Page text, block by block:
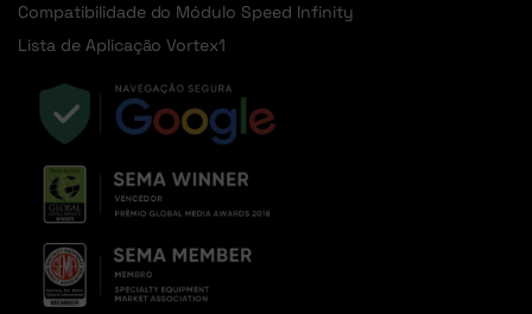
Compatibilidade do Módulo Speed Infinity
Lista de Aplicação Vortex1